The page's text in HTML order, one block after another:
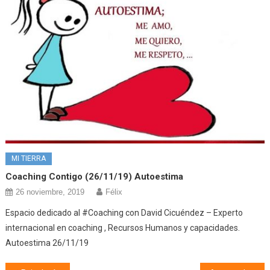
MI TIERRA
Coaching Contigo (26/11/19) Autoestima
26 noviembre, 2019 Félix
Espacio dedicado al #Coaching con David Cicuéndez – Experto
internacional en coaching , Recursos Humanos y capacidades.
Autoestima 26/11/19